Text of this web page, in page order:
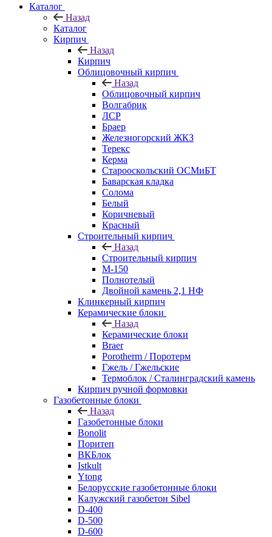
Каталог
Назад
Каталог
Кирпич
Назад
Кирпич
Облицовочный кирпич
Назад
Облицовочный кирпич
Волгабрик
ЛСР
Браер
Железногорский ЖКЗ
Терекс
Керма
Старооскольский ОСМиБТ
Баварская кладка
Солома
Белый
Коричневый
Красный
Строительный кирпич
Назад
Строительный кирпич
М-150
Полнотелый
Двойной камень 2,1 НФ
Клинкерный кирпич
Керамические блоки
Назад
Керамические блоки
Braer
Porotherm / Поротерм
Гжель / Гжельские
Термоблок / Сталинградский камень
Кирпич ручной формовки
Газобетонные блоки
Назад
Газобетонные блоки
Bonolit
Поритеп
ВКБлок
Istkult
Ytong
Белорусские газобетонные блоки
Калужский газобетон Sibel
D-400
D-500
D-600